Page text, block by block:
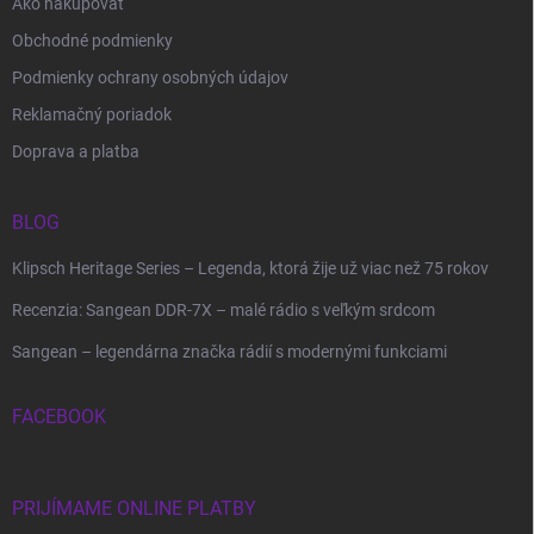
Ako nakupovať
Obchodné podmienky
Podmienky ochrany osobných údajov
Reklamačný poriadok
Doprava a platba
BLOG
Klipsch Heritage Series – Legenda, ktorá žije už viac než 75 rokov
Recenzia: Sangean DDR-7X – malé rádio s veľkým srdcom
Sangean – legendárna značka rádií s modernými funkciami
FACEBOOK
PRIJÍMAME ONLINE PLATBY